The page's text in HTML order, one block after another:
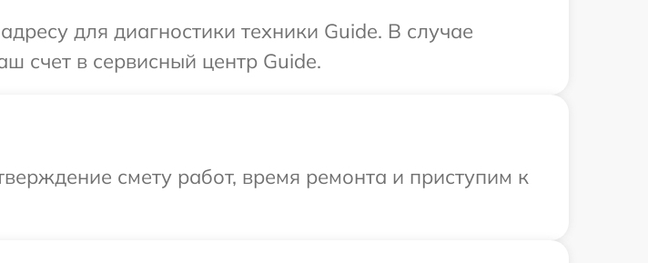
для диагностики техники Guide. В случае
счет в сервисный центр Guide.
смету работ, время ремонта и приступим к